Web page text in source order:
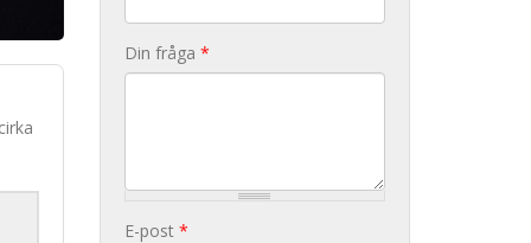
Din fråga *
E-post *